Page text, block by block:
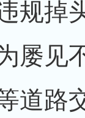
规掉
屡见
道路